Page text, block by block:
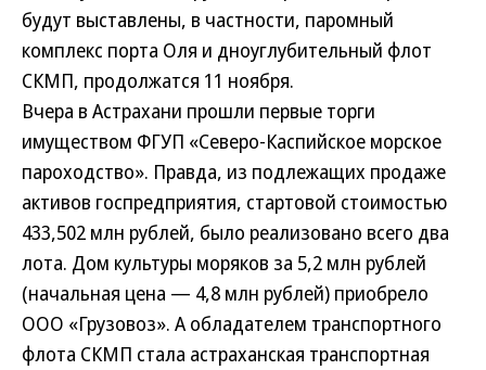
будут выставлены, в частности, паромный
комплекс порта Оля и дноуглубительный флот
СКМП, продолжатся 11 ноября.
Вчера в Астрахани прошли первые торги
имуществом ФГУП «Северо-Каспийское морское
пароходство». Правда, из подлежащих продаже
активов госпредприятия, стартовой стоимостью
433,502 млн рублей, было реализовано всего два
лота. Дом культуры моряков за 5,2 млн рублей
(начальная цена — 4,8 млн рублей) приобрело
ООО «Грузовоз». А обладателем транспортного
флота СКМП стала астраханская транспортная